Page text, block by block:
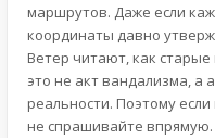
маршрутов. Даже если
координаты давно
Ветер читают, как старые
это не акт вандализма, а
реальности. Поэтому
не спрашивайте